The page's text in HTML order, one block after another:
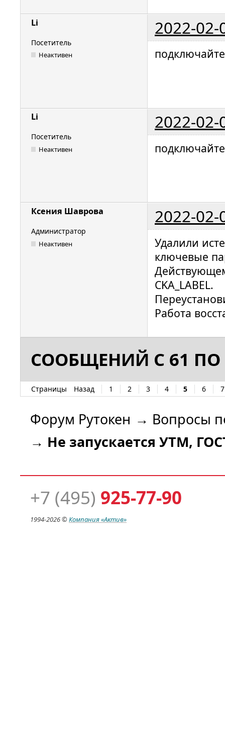
Li 2022-02-
Посетитель
Неактивен
Li 2022-02-
Посетитель
Неактивен
Ксения Шаврова 2022-02-
Администратор
Неактивен
Удалили
ключевые
CKA_LABEL.
Работа
СООБЩЕНИЙ С 61 ПО
Страницы Назад 1 2 3 4 5 6 7
Форум Рутокен → Вопросы
→ Не запускается УТМ,
+7 (495) 925-77-90
1994-2026 ©Компания«Актив»